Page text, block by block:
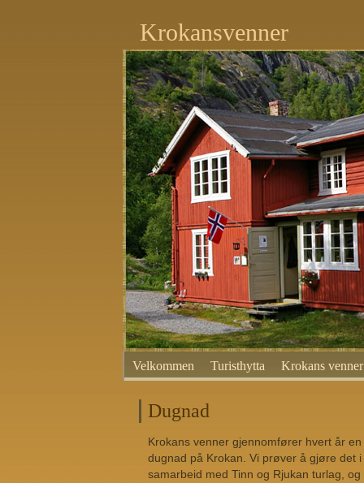
Krokansvenner
Velkommen Turisthytta Krokans venner
Dugnad
Krokans venner gjennomfører hvert år en
dugnad på Krokan. Vi prøver å gjøre det i
samarbeid med Tinn og Rjukan turlag, og